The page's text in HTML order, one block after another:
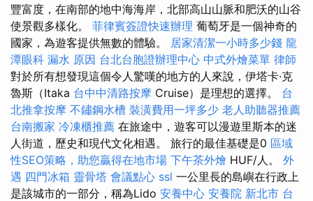
豐富度，在南部的地中海海岸，北部高山山脈和肥沃的山谷
使景觀多樣化。 菲律賓簽證快速辦理 葡萄牙是一個神奇的
國家，為遊客提供無數的體驗。 居家清潔一小時多少錢 龍
潭眼科 漏水 原因 台北台胞證辦理中心 中式外燴菜單 律師
對於所有想發現這個令人驚嘆的地方的人來說，伊塔卡·克
魯斯（Itaka 台中中清路按摩 Cruise）是理想的選擇。 台
北推拿按摩 不鏽鋼水槽 裝潢費用一坪多少 老人助聽器推薦
台南搬家 冷凍櫃推薦 在旅途中，遊客可以漫遊里斯本的迷
人街道，歷史和現代文化相遇。 旅行的最佳基礎是0 區域
性SEO策略，助您贏得在地市場 下午茶外燴 HUF/人。 外
遇 四門冰箱 靈骨塔 會議點心 ssl 一公里長的島嶼在行政上
是該城市的一部分，稱為Lido 安養中心 安養院 新北市 台